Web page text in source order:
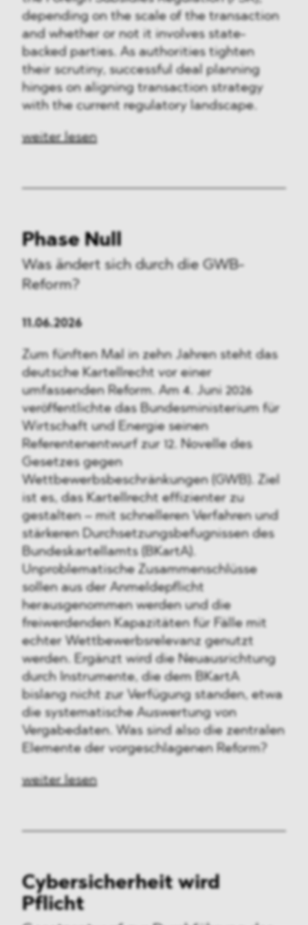
depending on the scale of the transaction
and whether or not it involves state-
backed parties. As authorities tighten
their scrutiny, successful deal planning
hinges on aligning transaction strategy
with the current regulatory landscape.
weiter lesen
Phase Null
Was ändert sich durch die GWB-
Reform?
11.06.2026
Zum fünften Mal in zehn Jahren steht das
deutsche Kartellrecht vor einer
umfassenden Reform. Am 4. Juni 2026
veröffentlichte das Bundesministerium für
Wirtschaft und Energie seinen
Referentenentwurf zur 12. Novelle des
Gesetzes gegen
Wettbewerbsbeschränkungen (GWB). Ziel
ist es, das Kartellrecht effizienter zu
gestalten – mit schnelleren Verfahren und
stärkeren Durchsetzungsbefugnissen des
Bundeskartellamts (BKartA).
Unproblematische Zusammenschlüsse
sollen aus der Anmeldepflicht
herausgenommen werden und die
freiwerdenden Kapazitäten für Fälle mit
echter Wettbewerbsrelevanz genutzt
werden. Ergänzt wird die Neuausrichtung
durch Instrumente, die dem BKartA
bislang nicht zur Verfügung standen, etwa
die systematische Auswertung von
Vergabedaten. Was sind also die zentralen
Elemente der vorgeschlagenen Reform?
weiter lesen
Cybersicherheit wird
Pflicht